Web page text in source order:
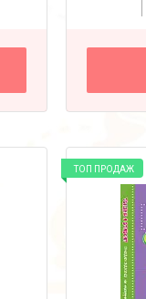
ТОП ПРОДАЖ